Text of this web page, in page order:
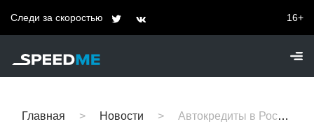
Следи за скоростью 16+
Главная Новости Автокредиты в России стали длиннее и крупнее: покупатели платят за дорогие машины временем